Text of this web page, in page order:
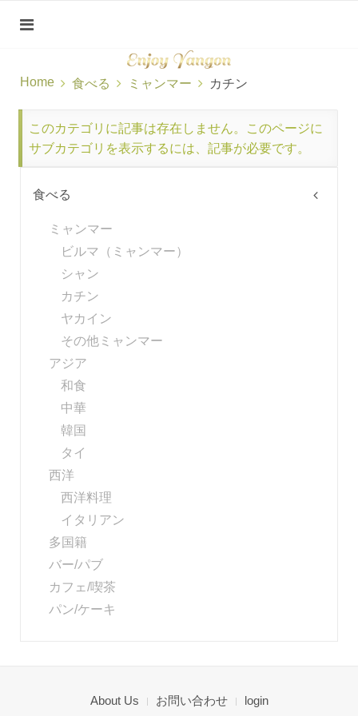
Home 食べる ミャンマー カチン
このカテゴリに記事は存在しません。このページに
サブカテゴリを表示するには、記事が必要です。
食べる
ミャンマー
ビルマ（ミャンマー）
シャン
カチン
ヤカイン
その他ミャンマー
アジア
和食
中華
韓国
タイ
西洋
西洋料理
イタリアン
多国籍
バー/パブ
カフェ/喫茶
パン/ケーキ
About Us お問い合わせ login